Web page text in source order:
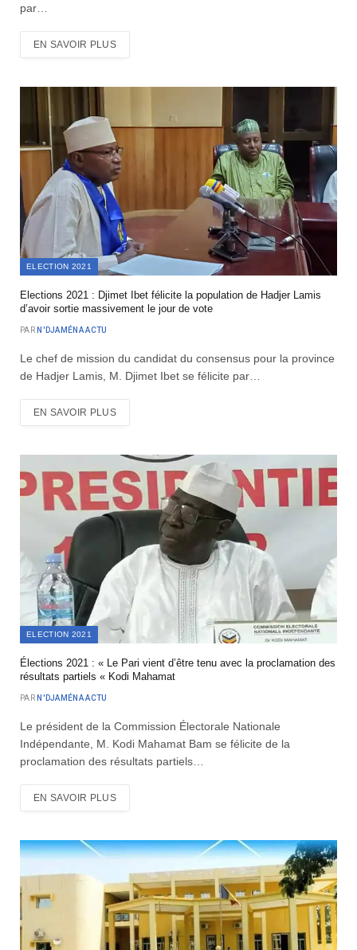
par…
EN SAVOIR PLUS
ELECTION 2021
Elections 2021 : Djimet Ibet félicite la population de Hadjer Lamis
d’avoir sortie massivement le jour de vote
PAR N'DJAMÉNA ACTU
Le chef de mission du candidat du consensus pour la province
de Hadjer Lamis, M. Djimet Ibet se félicite par…
EN SAVOIR PLUS
ELECTION 2021
Élections 2021 : « Le Pari vient d’être tenu avec la proclamation des
résultats partiels « Kodi Mahamat
PAR N'DJAMÉNA ACTU
Le président de la Commission Électorale Nationale
Indépendante, M. Kodi Mahamat Bam se félicite de la
proclamation des résultats partiels…
EN SAVOIR PLUS